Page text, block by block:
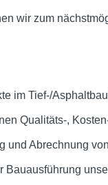
wir zum
im Tief-/
Qualitäts-,
und Abrechnung